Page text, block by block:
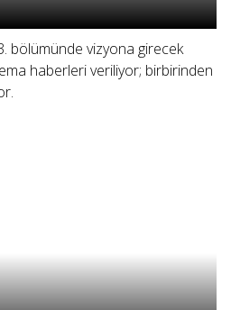
bölümünde vizyona girecek
haberleri veriliyor; birbirinden